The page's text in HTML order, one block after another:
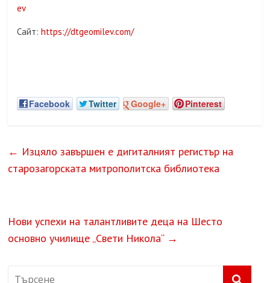
ev
Сайт:https://dtgeomilev.com/
Facebook Twitter Google+ Pinterest
← Изцяло завършен е дигиталният регистър на
старозагорската митрополитска библиотека
Нови успехи на талантливите деца на Шесто
основно училище „Свети Никола“ →